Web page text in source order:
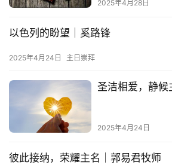
日
拜
题
座
赞
2025年4月28日
以色列的盼望｜奚路锋
2025年4月24日 主日崇拜
圣洁相爱，静
2025年4月24日
彼此接纳，荣耀主名｜郭易君牧师